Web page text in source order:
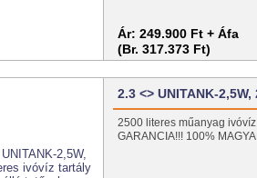
Ár: 249.900 Ft + Áfa
(Br. 317.373 Ft)
2.3 <> UNITANK-
2500 literes műanyag
GARANCIA!!! 100%